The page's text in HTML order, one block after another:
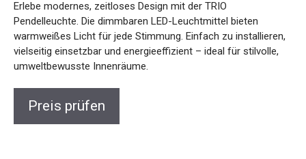
Erlebe modernes, zeitloses Design mit der TRIO
Pendelleuchte. Die dimmbaren LED-Leuchtmittel bieten
warmweißes Licht für jede Stimmung. Einfach zu installieren,
vielseitig einsetzbar und energieeffizient – ideal für stilvolle,
umweltbewusste Innenräume.
Preis prüfen